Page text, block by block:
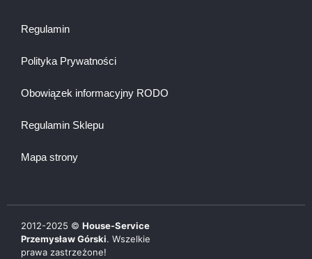
Regulamin
Polityka Prywatności
Obowiązek informacyjny RODO
Regulamin Sklepu
Mapa strony
2012-2025 © House-Service
Przemysław Górski. Wszelkie
prawa zastrzeżone!